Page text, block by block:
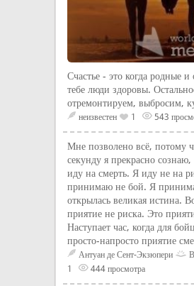
Счастье - это когда родные и
тебе люди здоровы.
отремонтируем, выбросим,
неизвестен 1 543
Мне позволено всё, потому
секунду я прекрасно
иду на смерть. Я иду не на
принимаю не бой. Я
открылась великая истина.
приятие не риска. Это
Наступает час, когда для
просто-напросто приятие
Антуан де Сент-Экзюпери
1
444 просмотра